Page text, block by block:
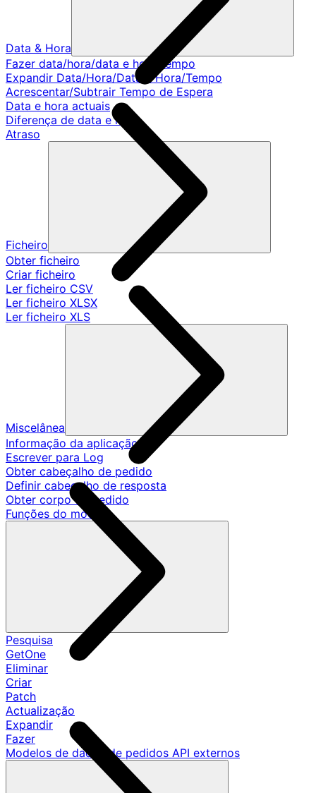
Data & Hora
Fazer data/hora/data e hora/tempo
Expandir Data/Hora/Data e Hora/Tempo
Acrescentar/Subtrair Tempo de Espera
Data e hora actuais
Diferença de data e hora
Atraso
Ficheiro
Obter ficheiro
Criar ficheiro
Ler ficheiro CSV
Ler ficheiro XLSX
Ler ficheiro XLS
Miscelânea
Informação da aplicação
Escrever para Log
Obter cabeçalho de pedido
Definir cabeçalho de resposta
Obter corpo de pedido
Funções do modelo
Pesquisa
GetOne
Eliminar
Criar
Patch
Actualização
Expandir
Fazer
Modelos de dados de pedidos API externos